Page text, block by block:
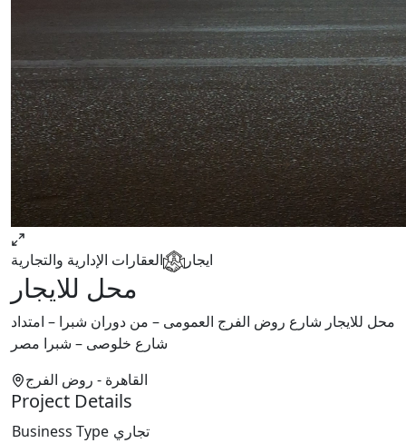
ايجار العقارات الإدارية والتجارية
محل للايجار
محل للايجار شارع روض الفرج العمومى – من دوران شبرا – امتداد
شارع خلوصى – شبرا مصر
القاهرة - روض الفرج
Project Details
Business Type تجاري